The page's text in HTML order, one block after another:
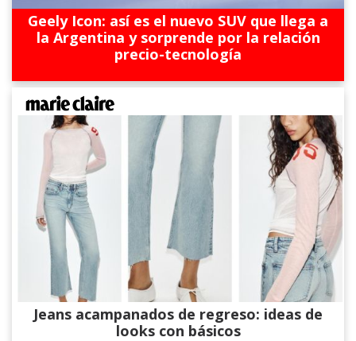
Geely Icon: así es el nuevo SUV que llega a
la Argentina y sorprende por la relación
precio-tecnología
Jeans acampanados de regreso: ideas de
looks con básicos